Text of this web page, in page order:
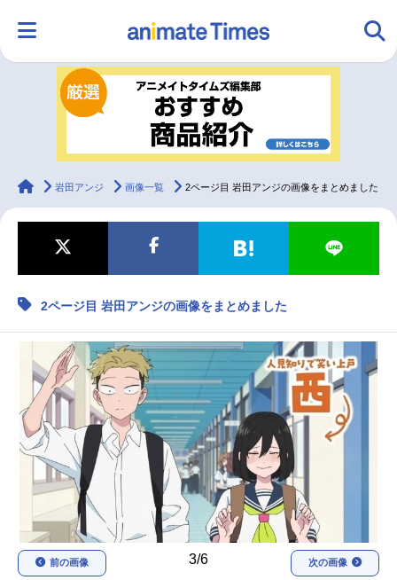
ランキング アニメ
ラジオ
マンガ・ラノベ ゲーム・アプリ 音楽 コスプレ
配信・Vtuber トレンド
最新記事一覧
アニメ記事一覧 声優記事一覧
アニメ映画一覧 実写化映画一覧
今期アニメ曜日別一覧
夏アニメ
秋アニメ 冬アニメ
animateTimes
岩田アンジ 画像一覧 2ページ目 岩田アンジの画像をまとめました
2ページ目 岩田アンジの画像をまとめました
3/6
前の画像 次の画像